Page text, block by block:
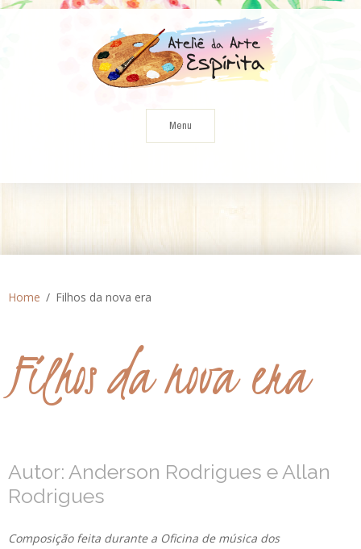
Skip
Menu
Home Filhos da nova era
Filhos da nova era
Autor: Anderson Rodrigues e Allan
Rodrigues
Composição feita durante a Oficina de música dos